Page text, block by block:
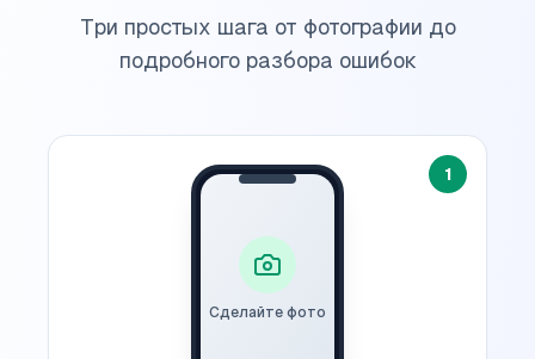
Три простых шага от фотографии до
подробного разбора ошибок
1
Сделайте фото